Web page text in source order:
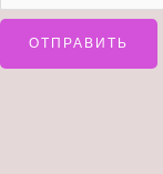
ОТПРАВИТЬ